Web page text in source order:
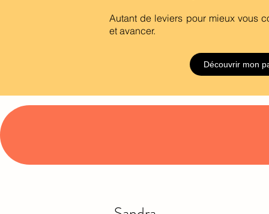
Autant de leviers pour mieux vous
et avancer.
Découvrir mon